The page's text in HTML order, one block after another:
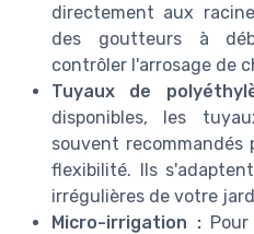
directement aux
des goutteurs à
contrôler l'arrosage de
Tuyaux de
disponibles, les
souvent
flexibilité. Ils
irrégulières de votre
Micro-irrigation :Pour